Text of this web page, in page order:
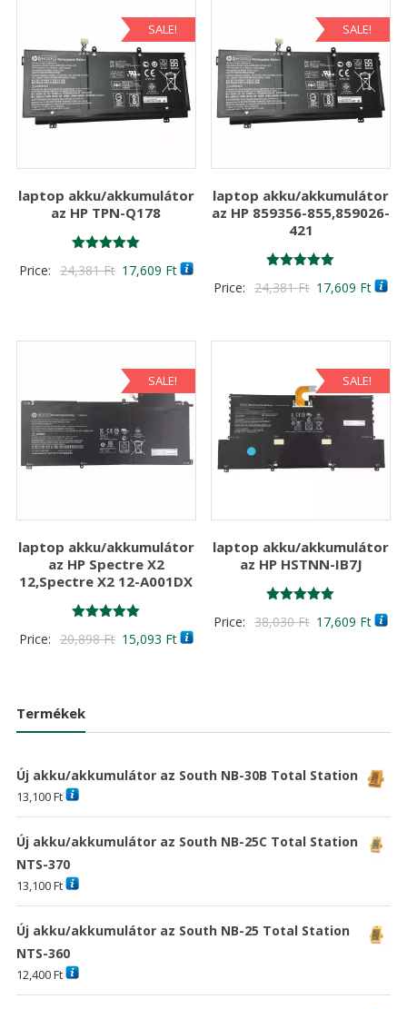
SALE!
laptop akku/akkumulátor
az HP TPN-Q178
5.00
Price: 24,381Ft Original
24,381 Ft
17,609 FtCurrent
17,609 Ft
SALE!
laptop akku/akkumulátor
az HP 859356-855,859026-
421
5.00
Price: 24,381Ft Original
17,609 Ft
SALE!
laptop akku/akkumulátor
az HP Spectre X2
12,Spectre X2 12-A001DX
5.00
Price: 20,898Ft Original
15,093 FtCurrent
SALE!
laptop akku/akkumulátor
az HP HSTNN-IB7J
5.00
Price: 38,030Ft Original
17,609 Ft
Termékek
Új akku/akkumulátor az South NB-30B Total Station
13,100Ft
Új akku/akkumulátor az South NB-25C Total Station
NTS-370
13,100Ft
Új akku/akkumulátor az South NB-25 Total Station
NTS-360
12,400Ft